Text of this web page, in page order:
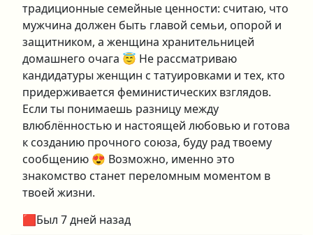
традиционные семейные ценности: считаю, что
мужчина должен быть главой семьи, опорой и
защитником, а женщина хранительницей
домашнего очага 😇 Не рассматриваю
кандидатуры женщин с татуировками и тех, кто
придерживается феминистических взглядов.
Если ты понимаешь разницу между
влюблённостью и настоящей любовью и готова
к созданию прочного союза, буду рад твоему
сообщению 😍 Возможно, именно это
знакомство станет переломным моментом в
твоей жизни.
🟥Был 7 дней назад